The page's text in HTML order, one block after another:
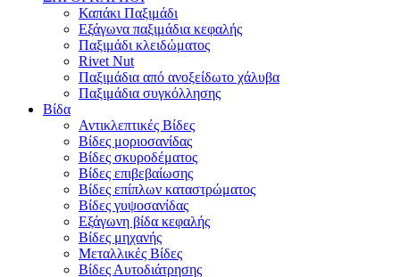
Καπάκι Παξιμάδι
Εξάγωνα παξιμάδια κεφαλής
Παξιμάδι κλειδώματος
Rivet Nut
Παξιμάδια από ανοξείδωτο χάλυβα
Παξιμάδια συγκόλλησης
Βίδα
Αντικλεπτικές Βίδες
Βίδες μοριοσανίδας
Βίδες σκυροδέματος
Βίδες επιβεβαίωσης
Βίδες επίπλων καταστρώματος
Βίδες γυψοσανίδας
Εξάγωνη βίδα κεφαλής
Βίδες μηχανής
Μεταλλικές Βίδες
Βίδες Αυτοδιάτρησης